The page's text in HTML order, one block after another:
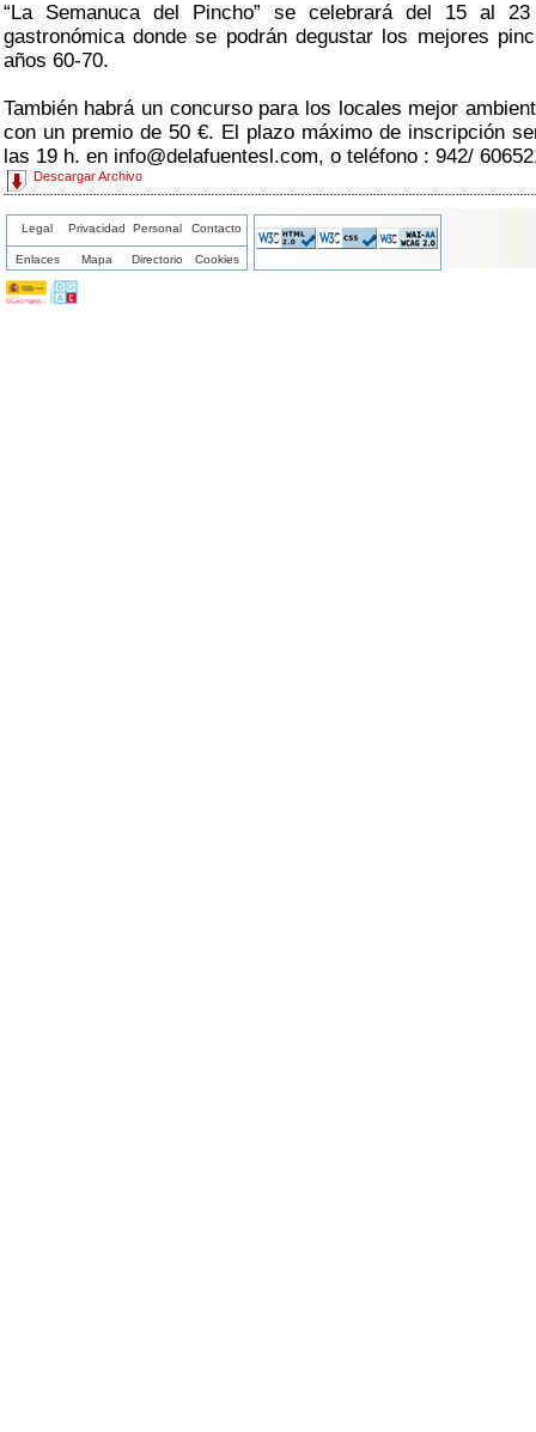
“La Semanuca del Pincho” se celebrará del 15 al
gastronómica donde se podrán degustar los mejores
años 60-70.
También habrá un concurso para los locales mejor
con un premio de 50 €. El plazo máximo de inscripción
las 19 h. en info@delafuentesl.com, o teléfono : 942/
Descargar Archivo
Legal Privacidad Personal Contacto
Enlaces Mapa Directorio Cookies